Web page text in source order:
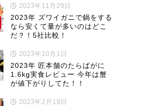
2023年11月29日
2023年 ズワイガニで鍋をする
なら安くて量が多いのはどこ
だ？！5社比較！
2023年10月1日
2023年 匠本舗のたらばがに
1.6kg実食レビュー 今年は蟹
が値下がりしてた！！
2023年2月19日